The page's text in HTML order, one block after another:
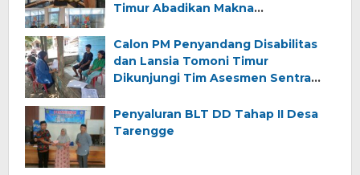
Timur Abadikan Makna
Calon PM Penyandang Disabilitas
dan Lansia Tomoni Timur
Dikunjungi Tim Asesmen Sentra
Penyaluran BLT DD Tahap II Desa
Tarengge